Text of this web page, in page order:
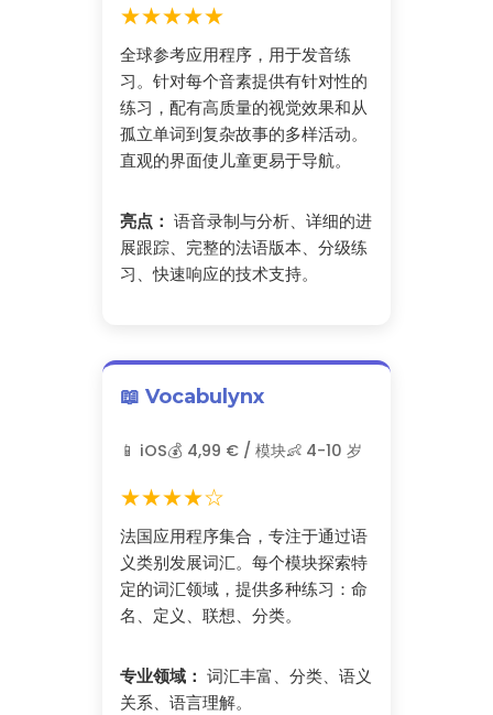
★★★★★
全球参考应用程序，用于发音练
习。针对每个音素提供有针对性的
练习，配有高质量的视觉效果和从
孤立单词到复杂故事的多样活动。
直观的界面使儿童更易于导航。
亮点： 语音录制与分析、详细的进
展跟踪、完整的法语版本、分级练
习、快速响应的技术支持。
📖 Vocabulynx
📱 iOS💰 4,99 € / 模块👶 4-10 岁
★★★★☆
法国应用程序集合，专注于通过语
义类别发展词汇。每个模块探索特
定的词汇领域，提供多种练习：命
名、定义、联想、分类。
专业领域： 词汇丰富、分类、语义
关系、语言理解。